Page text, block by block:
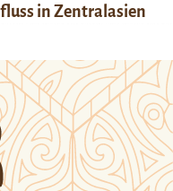
in Zentralasien